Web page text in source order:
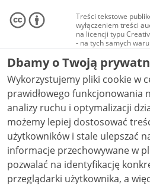
Treści tekstowe
wyłączeniem treści
na licencji typu
- na tych samych
Materiały
audio i wideo, są
Creative Commons:
niekomercyjne - bez
NC-ND 4.0), o ile nie
Dbamy o Twoją
Wykorzystujemy pliki cookie w
prawidłowego funkcjonowania
analizy ruchu i optymalizacji działania
możemy lepiej dostosować
użytkowników i stale ulepszać nasze
informacje przechowywane w
pozwalać na identyfikację
przeglądarki użytkownika, a